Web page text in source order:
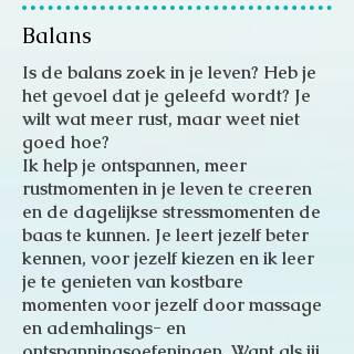
Balans
Is de balans zoek in je leven? Heb je
het gevoel dat je geleefd wordt? Je
wilt wat meer rust, maar weet niet
goed hoe?
Ik help je ontspannen, meer
rustmomenten in je leven te creeren
en de dagelijkse stressmomenten de
baas te kunnen. Je leert jezelf beter
kennen, voor jezelf kiezen en ik leer
je te genieten van kostbare
momenten voor jezelf door massage
en ademhalings- en